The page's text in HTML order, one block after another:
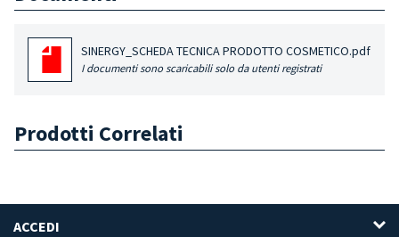
SINERGY_SCHEDA TECNICA PRODOTTO COSMETICO.pdf
I documenti sono scaricabili solo da utenti registrati
Prodotti Correlati
ACCEDI